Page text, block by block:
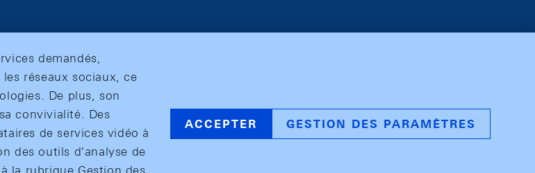
demandés,
réseaux sociaux, ce
De plus, son
convivialité. Des
de services vidéo à
des outils d'analyse de
ACCEPTER GESTION DES PARAMÈTRES